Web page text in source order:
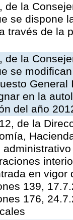
de la
se dispone
través de la
de la
se
en la
del año
de la
en
139,
176,